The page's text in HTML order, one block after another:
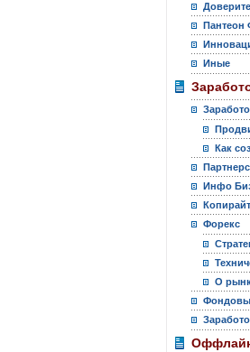
Пантеон
Иные
Как
Инфо
Форекс
О